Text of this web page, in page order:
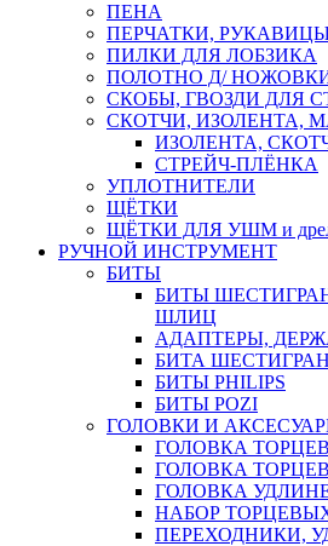
ПЕНА
ПЕРЧАТКИ,
ПИЛКИ ДЛЯ ЛОБЗИКА
ПОЛОТНО Д/
СКОБЫ, ГВОЗДИ ДЛЯ
СКОТЧИ, ИЗОЛЕНТА,
ИЗОЛЕНТА,
СТРЕЙЧ-ПЛЁНКА
УПЛОТНИТЕЛИ
ЩЁТКИ
ЩЁТКИ ДЛЯ УШМ и
РУЧНОЙ ИНСТРУМЕНТ
БИТЫ
БИТЫ
ШЛИЦ
АДАПТЕРЫ,
БИТА
БИТЫ PHILIPS
БИТЫ POZI
ГОЛОВКИ И
ГОЛОВКА
ГОЛОВКА
ГОЛОВКА
НАБОР
ПЕРЕХОДНИКИ,